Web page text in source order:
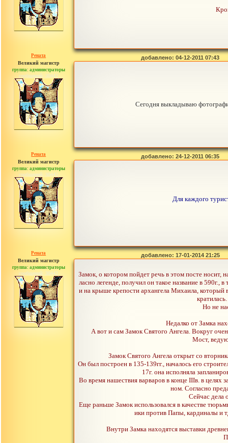
Рената
Великий магистр
группа: администраторы
сообщений: 30442
добавлено: 04-12-2011 07:43
Сегодня выкладываю
Рената
Великий магистр
группа: администраторы
сообщений: 30442
добавлено: 24-12-2011 06:35
Для каждого
Рената
Великий магистр
группа: администраторы
сообщений: 30442
добавлено: 17-01-2014 21:25
Замок, о котором пойдет речь в этом посте носит,
ласно легенде, получил он такое название в
и на крыше крепости архангела Михаила, который
Но не
Недалко от Замка
А вот и сам Замок Святого Ангела. Вокруг
Мост,
Замок Святого Ангела открыт со
Он был построен в 135-139гг., началось его
17г. она исполняла
Во время нашествия варваров в конце IIIв. в целях
ном. Согласно
Сейчас дела
Еще раньше Замок использовался в качестве
ики против Папы, кардиналы и
Внутри Замка находятся выставки